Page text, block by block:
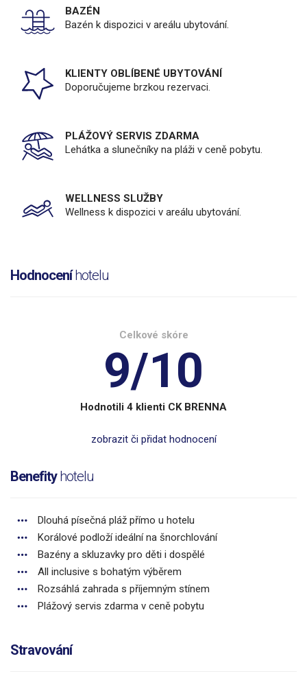
BAZÉN
Bazén k dispozici v areálu ubytování.
KLIENTY OBLÍBENÉ UBYTOVÁNÍ
Doporučujeme brzkou rezervaci.
PLÁŽOVÝ SERVIS ZDARMA
Lehátka a slunečníky na pláži v ceně pobytu.
WELLNESS SLUŽBY
Wellness k dispozici v areálu ubytování.
Hodnoceníhotelu
Celkové skóre
9/10
Hodnotili 4 klienti CK BRENNA
zobrazit či přidat hodnocení
Benefityhotelu
Dlouhá písečná pláž přímo u hotelu
Korálové podloží ideální na šnorchlování
Bazény a skluzavky pro děti i dospělé
All inclusive s bohatým výběrem
Rozsáhlá zahrada s příjemným stínem
Plážový servis zdarma v ceně pobytu
Stravování